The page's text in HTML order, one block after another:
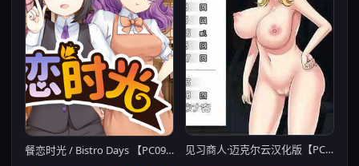
餐恋时光 / Bistro Days 【PC0901】 见习商人·迈克尔云汉化版【PC10月】